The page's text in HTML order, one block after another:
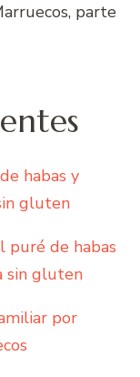
parte
habas y
gluten
puré de habas
sin gluten
por